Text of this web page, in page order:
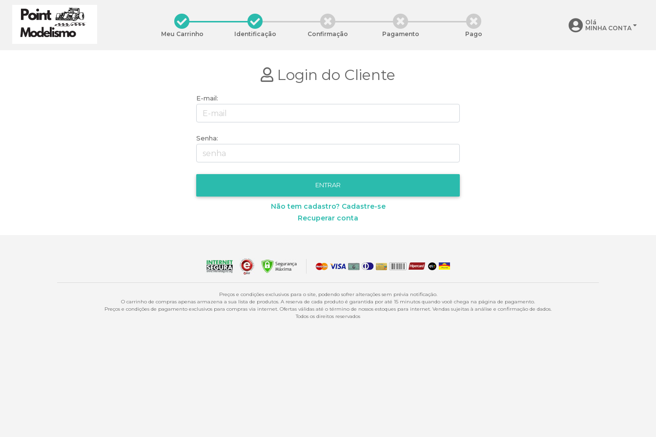
Meu Carrinho Identificação Confirmação Pagamento Pago
Olá
MINHA CONTA
Login do Cliente
E-mail:
Senha:
Não tem cadastro? Cadastre-se
Preços e condições exclusivos para o site, podendo sofrer alterações sem prévia notificação.
O carrinho de compras apenas armazena a sua lista de produtos. A reserva de cada produto é garantida por até 15 minutos quando você chega na página de pagamento.
Preços e condições de pagamento exclusivos para compras via internet. Ofertas válidas até o término de nossos estoques para internet. Vendas sujeitas à análise e confirmação de dados.
Todos os direitos reservados